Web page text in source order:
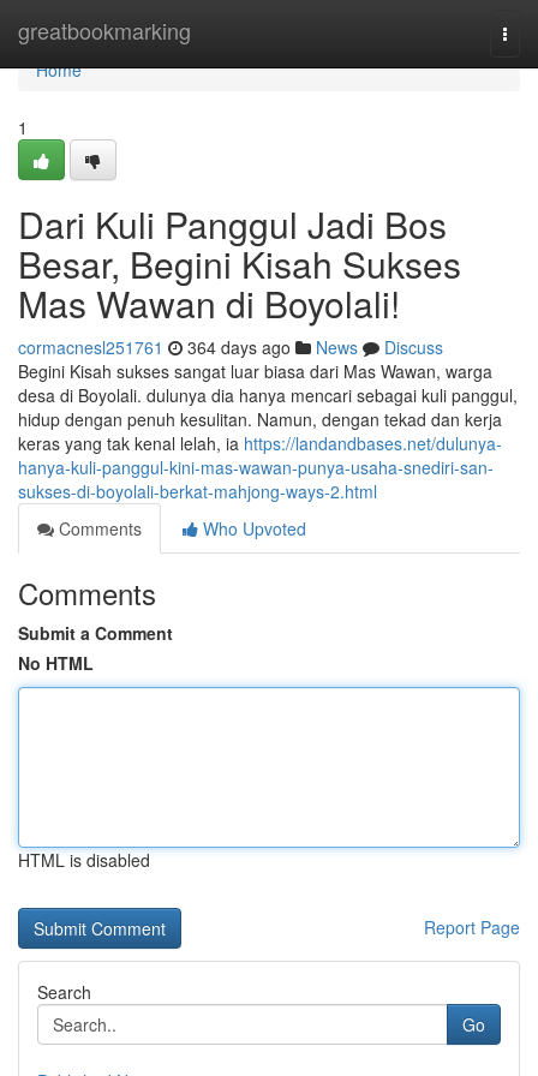
greatbookmarking
Home
Home
1
Dari Kuli Panggul Jadi Bos
Besar, Begini Kisah Sukses
Mas Wawan di Boyolali!
cormacnesl251761 364 days ago News
Discuss
Begini Kisah sukses sangat luar biasa dari Mas Wawan, warga
desa di Boyolali. dulunya dia hanya mencari sebagai kuli panggul,
hidup dengan penuh kesulitan. Namun, dengan tekad dan kerja
keras yang tak kenal lelah, ia https://landandbases.net/dulunya-
hanya-kuli-panggul-kini-mas-wawan-punya-usaha-snediri-san-
sukses-di-boyolali-berkat-mahjong-ways-2.html
Comments
Who Upvoted
Comments
Submit a Comment
No HTML
HTML is disabled
Report Page
Search
Go